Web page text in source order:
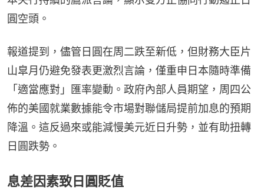
圓空頭。
報道提到，儘管日圓在周二跌至新低，但財務大臣片
山皐月仍避免發表更激烈言論，僅重申日本隨時準備
「適當應對」匯率變動。政府內部人員期望，周四公
佈的美國就業數據能令市場對聯儲局提前加息的預期
降溫。這反過來或能減慢美元近日升勢，並有助扭轉
日圓跌勢。
息差因素致日圓貶值